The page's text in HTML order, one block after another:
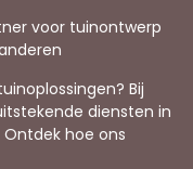
voor tuinontwerp
Bij
diensten in
hoe ons